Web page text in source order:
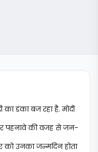
का डंका बज रहा है. मोदी
पहनावे की वजह से जन-
को उनका जन्मदिन होता